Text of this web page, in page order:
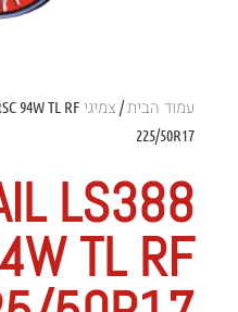
עמוד הבית/צמיגי LANDSAIL94W TL RF
225/50R17
LS388
TL RF